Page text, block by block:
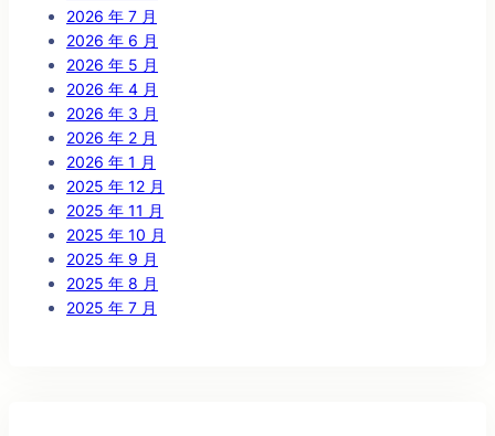
2026 年 7 月
2026 年 6 月
2026 年 5 月
2026 年 4 月
2026 年 3 月
2026 年 2 月
2026 年 1 月
2025 年 12 月
2025 年 11 月
2025 年 10 月
2025 年 9 月
2025 年 8 月
2025 年 7 月